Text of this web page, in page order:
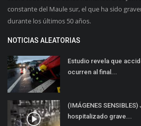
constante del Maule sur, el que ha sido
durante los últimos 50 años.
NOTICIAS ALEATORIAS
Estudio revela que
ocurren al final...
(IMÁGENES
hospitalizado grave...